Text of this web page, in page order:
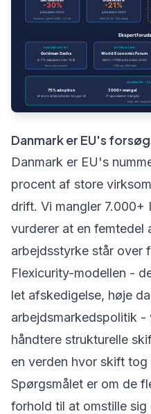
Danmark er EU's
Danmark er EU's
procent af store
drift. Vi mangler 7.000+
vurderer at en femtedel
arbejdsstyrke står over
Flexicurity-modellen -
let afskedigelse, høje
arbejdsmarkedspolitik -
håndtere strukturelle
en verden hvor skift tog
Spørgsmålet er om de
forhold til at omstille